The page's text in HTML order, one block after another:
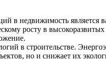
в недвижимость является
росту в
в строительстве.
но и снижает их